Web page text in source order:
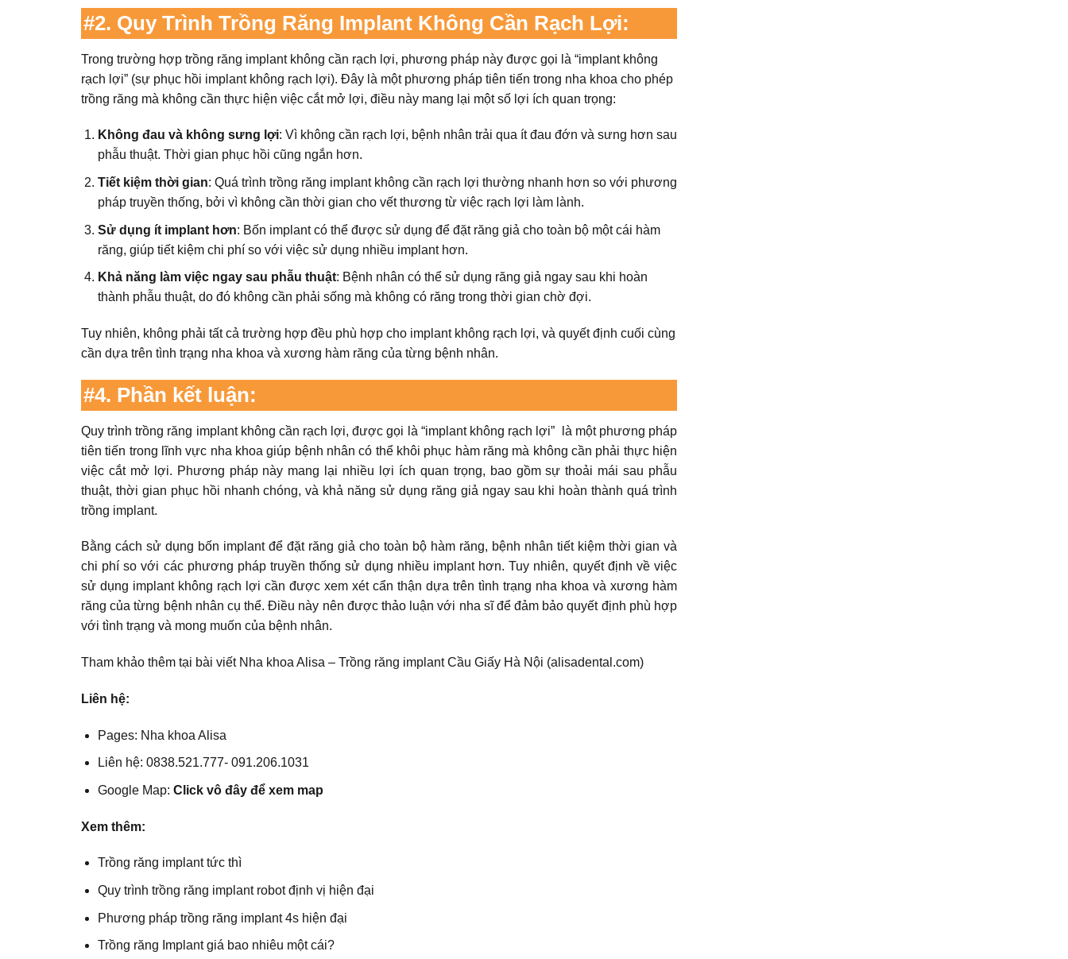
#2. Quy Trình Trồng Răng Implant Không Cần Rạch Lợi:
Trong trường hợp trồng răng implant không cần rạch lợi, phương pháp này được gọi là “implant không
rạch lợi” (sự phục hồi implant không rạch lợi). Đây là một phương pháp tiên tiến trong nha khoa cho phép
trồng răng mà không cần thực hiện việc cắt mở lợi, điều này mang lại một số lợi ích quan trọng:
Không đau và không sưng lợi: Vì không cần rạch lợi, bệnh nhân trải qua ít đau đớn và sưng hơn sau
phẫu thuật. Thời gian phục hồi cũng ngắn hơn.
Tiết kiệm thời gian: Quá trình trồng răng implant không cần rạch lợi thường nhanh hơn so với phương
pháp truyền thống, bởi vì không cần thời gian cho vết thương từ việc rạch lợi làm lành.
Sử dụng ít implant hơn: Bốn implant có thể được sử dụng để đặt răng giả cho toàn bộ một cái hàm
răng, giúp tiết kiệm chi phí so với việc sử dụng nhiều implant hơn.
Khả năng làm việc ngay sau phẫu thuật: Bệnh nhân có thể sử dụng răng giả ngay sau khi hoàn
thành phẫu thuật, do đó không cần phải sống mà không có răng trong thời gian chờ đợi.
Tuy nhiên, không phải tất cả trường hợp đều phù hợp cho implant không rạch lợi, và quyết định cuối cùng
cần dựa trên tình trạng nha khoa và xương hàm răng của từng bệnh nhân.
#4. Phần kết luận:
Quy trình trồng răng implant không cần rạch lợi, được gọi là “implant không rạch lợi” là một phương pháp
tiên tiến trong lĩnh vực nha khoa giúp bệnh nhân có thể khôi phục hàm răng mà không cần phải thực hiện
việc cắt mở lợi. Phương pháp này mang lại nhiều lợi ích quan trọng, bao gồm sự thoải mái sau phẫu
thuật, thời gian phục hồi nhanh chóng, và khả năng sử dụng răng giả ngay sau khi hoàn thành quá trình
trồng implant.
Bằng cách sử dụng bốn implant để đặt răng giả cho toàn bộ hàm răng, bệnh nhân tiết kiệm thời gian và
chi phí so với các phương pháp truyền thống sử dụng nhiều implant hơn. Tuy nhiên, quyết định về việc
sử dụng implant không rạch lợi cần được xem xét cẩn thận dựa trên tình trạng nha khoa và xương hàm
răng của từng bệnh nhân cụ thể. Điều này nên được thảo luận với nha sĩ để đảm bảo quyết định phù hợp
với tình trạng và mong muốn của bệnh nhân.
Tham khảo thêm tại bài viết Nha khoa Alisa – Trồng răng implant Cầu Giấy Hà Nội (alisadental.com)
Liên hệ:
Pages: Nha khoa Alisa
Liên hệ: 0838.521.777- 091.206.1031
Google Map: Click vô đây để xem map
Xem thêm:
Trồng răng implant tức thì
Quy trình trồng răng implant robot định vị hiện đại
Phương pháp trồng răng implant 4s hiện đại
Trồng răng Implant giá bao nhiêu một cái?